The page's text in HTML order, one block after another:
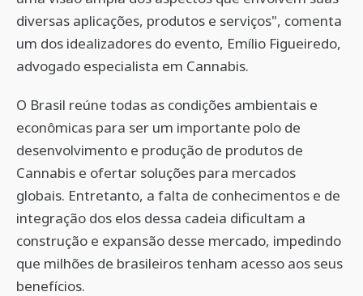
diversas aplicações, produtos e serviços", comenta
um dos idealizadores do evento, Emílio Figueiredo,
advogado especialista em Cannabis.
O Brasil reúne todas as condições ambientais e
econômicas para ser um importante polo de
desenvolvimento e produção de produtos de
Cannabis e ofertar soluções para mercados
globais. Entretanto, a falta de conhecimentos e de
integração dos elos dessa cadeia dificultam a
construção e expansão desse mercado, impedindo
que milhões de brasileiros tenham acesso aos seus
benefícios.